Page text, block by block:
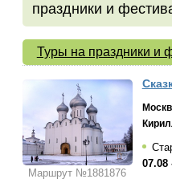
праздники и
Туры на праздники и
Маршрут №1881876
07.08